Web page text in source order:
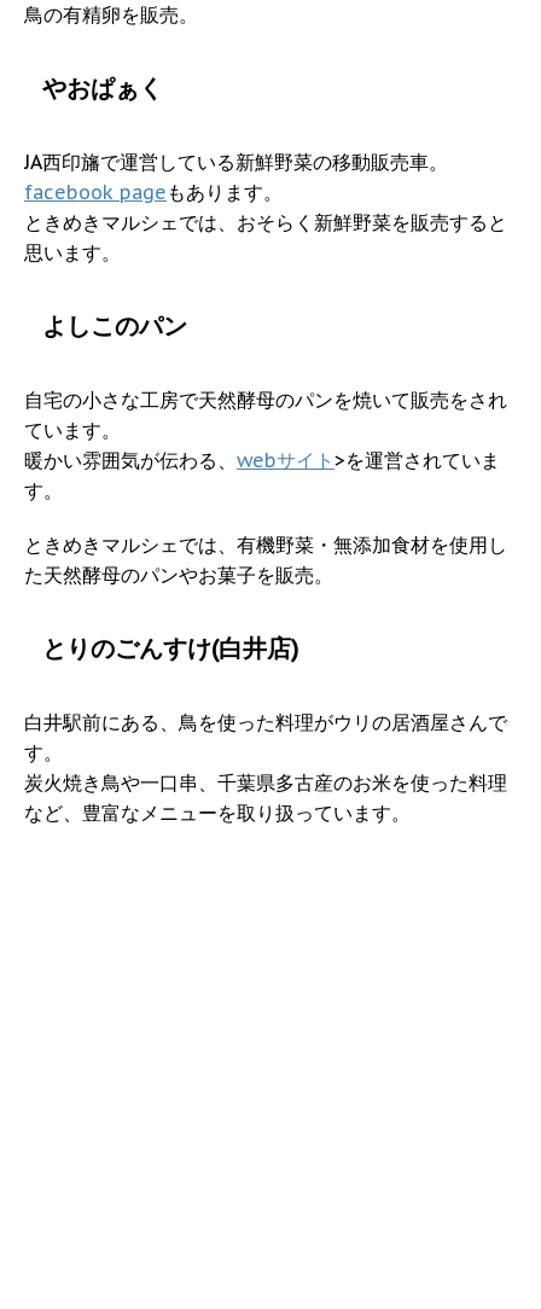
鳥の有精卵を販売。
やおぱぁく
JA西印旛で運営している新鮮野菜の移動販売車。
facebook page もあります。
ときめきマルシェでは、おそらく新鮮野菜を販売すると
思います。
よしこのパン
自宅の小さな工房で天然酵母のパンを焼いて販売をされ
ています。
暖かい雰囲気が伝わる、 webサイト >を運営されていま
す。
ときめきマルシェでは、有機野菜・無添加食材を使用し
た天然酵母のパンやお菓子を販売。
とりのごんすけ(白井店)
白井駅前にある、鳥を使った料理がウリの居酒屋さんで
す。
炭火焼き鳥や一口串、千葉県多古産のお米を使った料理
など、豊富なメニューを取り扱っています。